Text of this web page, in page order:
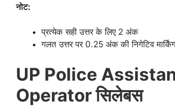
नोट:
प्रत्येक सही उत्तर के लिए 2 अंक
गलत उत्तर पर 0.25 अंक की निगेटिव
UP Police
Operator सिलेबस